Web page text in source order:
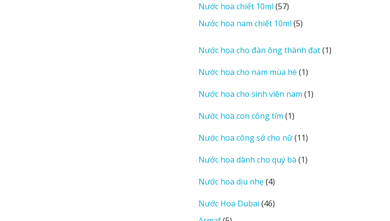
phẩm
Nước hoa chiết 10ml 5757
sản
phẩm
Nước hoa nam chiết 10ml 55
phẩm
Nước hoa cho đàn ông thành đạt 11
Nước hoa cho nam mùa hè 11
phẩm
Nước hoa cho sinh viên nam 11
Nước hoa con công tím 11
phẩm
Nước hoa công sở cho nữ 1111
phẩm
Nước hoa dành cho quý bà 11
Nước hoa dịu nhẹ 44
phẩm
Nước Hoa Dubai 4646